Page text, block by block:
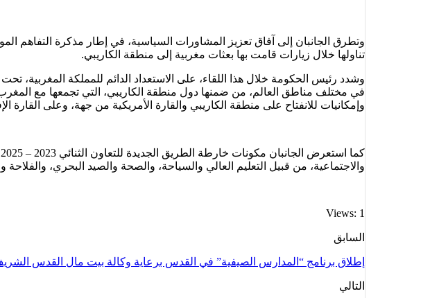
تناولها خلال زيارات قامت بها بعثات مغربية إلى منطقة الكاريبي.
وشدد رئيس الحكومة خلال هذا اللقاء، على الاستعداد الدائم للمملكة المغربية،
في مختلف مناطق العالم، من ضمنها دول منطقة الكاريبي، التي تجمعها مع
وإمكانيات للانفتاح على منطقة الكاريبي والقارة الأمريكية من جهة، وعلى القارة
والاجتماعية، من قبيل التعليم العالي والسياحة، والصحة والصيد البحري، والفلاحة
Views: 1
السابق
إطلاق برنامج “المدارس الصيفية” في القدس برعاية وكالة بيت مال القدس
التالي